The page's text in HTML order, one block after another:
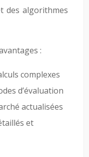
des algorithmes
:
complexes
d’évaluation
actualisées
et